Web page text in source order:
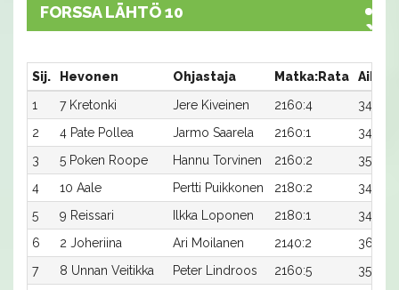
FORSSA LÄHTÖ 10
Sij. Hevonen Ohjastaja Matka:Rata Aika
1
7 Kretonki Jere Kiveinen 2160:4 34,8
2
4 Pate Pollea Jarmo Saarela 2160:1 34,9
3
5 Poken Roope Hannu Torvinen 2160:2 35,0
4
10 Aale Pertti Puikkonen 2180:2 34,2x
5
9 Reissari Ilkka Loponen 2180:1 34,4
6
2 Joheriina Ari Moilanen 2140:2 36,2
7
8 Unnan Veitikka Peter Lindroos 2160:5 35,6